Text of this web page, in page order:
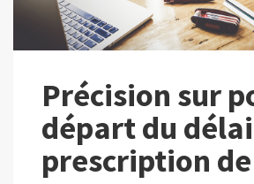
Précision sur
départ du
prescription